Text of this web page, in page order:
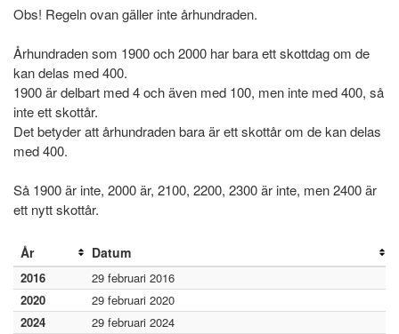
Obs! Regeln ovan gäller inte århundraden.
Århundraden som 1900 och 2000 har bara ett skottdag om de
kan delas med 400.
1900 är delbart med 4 och även med 100, men inte med 400, så
inte ett skottår.
Det betyder att århundraden bara är ett skottår om de kan delas
med 400.
Så 1900 är inte, 2000 är, 2100, 2200, 2300 är inte, men 2400 är
ett nytt skottår.
År Datum
2016
29 februari 2016
2020
29 februari 2020
2024
29 februari 2024